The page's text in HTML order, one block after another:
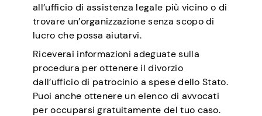
all’ufficio di assistenza legale più vicino o di
trovare un’organizzazione senza scopo di
lucro che possa aiutarvi.
Riceverai informazioni adeguate sulla
procedura per ottenere il divorzio
dall’ufficio di patrocinio a spese dello Stato.
Puoi anche ottenere un elenco di avvocati
per occuparsi gratuitamente del tuo caso.